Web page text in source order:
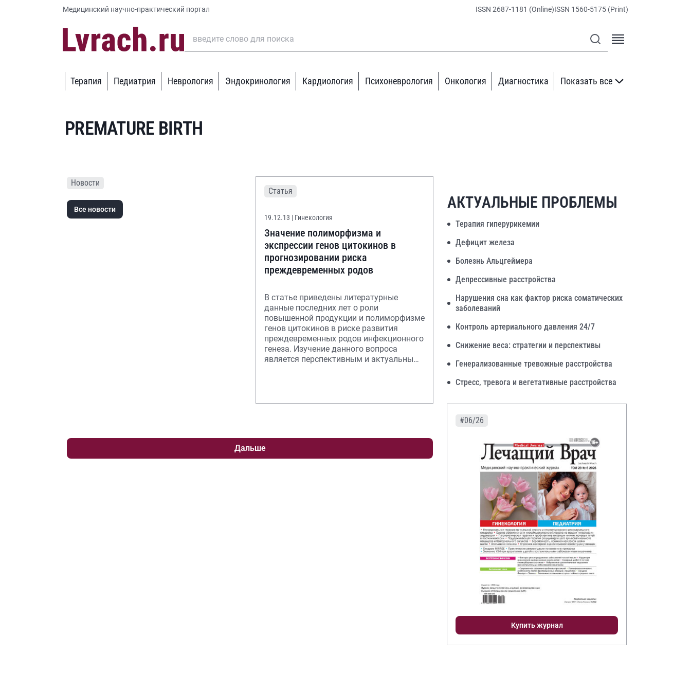
Медицинский научно-практический портал ISSN 2687-1181 (Online)ISSN 1560-5175 (Print)
Терапия Педиатрия Неврология Эндокринология Кардиология Психоневрология Онкология Диагностика Показать все
PREMATURE BIRTH
Новости
Все новости
Статья
19.12.13 | Гинекология
Значение полиморфизма и
экспрессии генов цитокинов в
прогнозировании риска
преждевременных родов
В статье приведены литературные
данные последних лет о роли
повышенной продукции и полиморфизме
генов цитокинов в риске развития
преждевременных родов инфекционного
генеза. Изучение данного вопроса
является перспективным и актуальным,
Дальше
АКТУАЛЬНЫЕ ПРОБЛЕМЫ
Терапия гиперурикемии
Дефицит железа
Болезнь Альцгеймера
Депрессивные расстройства
Нарушения сна как фактор риска соматических
заболеваний
Контроль артериального давления 24/7
Снижение веса: стратегии и перспективы
Генерализованные тревожные расстройства
Стресс, тревога и вегетативные расстройства
#06/26
Купить журнал